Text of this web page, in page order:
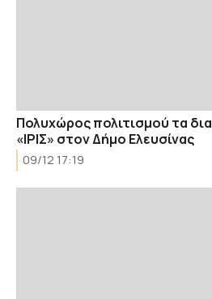
Πολυχώρος πολιτισμού τα
«ΙΡΙΣ» στον Δήμο Ελευσίνας
09/12 17:19